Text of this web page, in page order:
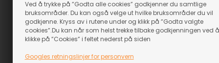
Ved å trykke på ”Godta alle cookies” godkjenner du samtlige
bruksområder. Du kan også velge ut hvilke bruksområder du vil
godkjenne. Kryss av i rutene under og klikk på ”Godta valgte
cookies”.Du kan når som helst trekke tilbake godkjenningen ved å
klikke på ”Cookies” i feltet nederst på siden
Googles retningslinjer for personvernSke- & Snitteknivsæt